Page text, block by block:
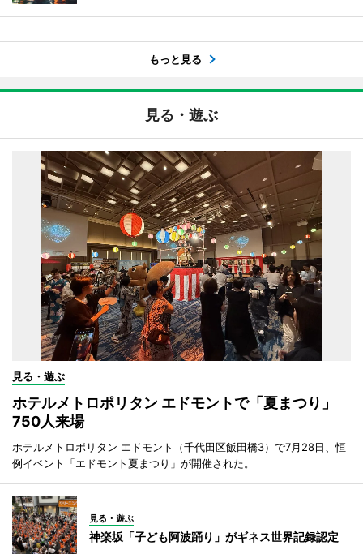
もっと見る
見る・遊ぶ
見る・遊ぶ
ホテルメトロポリタン エドモントで「夏まつり」
750人来場
ホテルメトロポリタン エドモント（千代田区飯田橋3）で7月28日、恒
例イベント「エドモント夏まつり」が開催された。
見る・遊ぶ
神楽坂「子ども阿波踊り」がギネス世界記録認定